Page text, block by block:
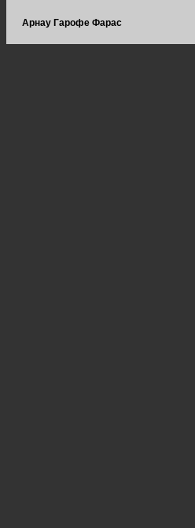
Арнау Гарофе Фарас